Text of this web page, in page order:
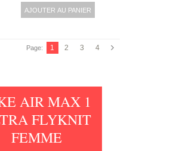
AJOUTER AU PANIER
Page: 1 2 3 4
AIR MAX 1
FLYKNIT
FEMME